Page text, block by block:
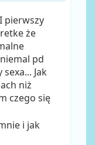
pierwszy
że
pd
Jak
niż
czego się
i jak